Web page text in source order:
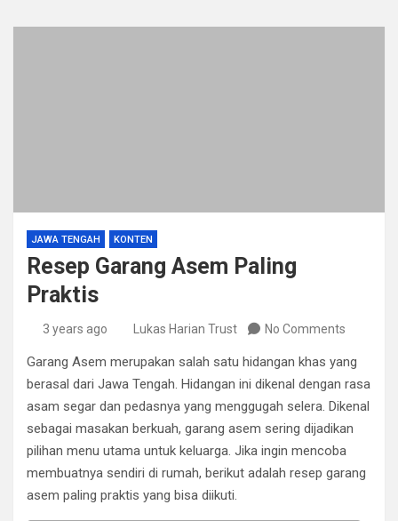
JAWA TENGAH KONTEN
Resep Garang Asem Paling
Praktis
3 years ago Lukas Harian Trust No Comments
Garang Asem merupakan salah satu hidangan khas yang
berasal dari Jawa Tengah. Hidangan ini dikenal dengan rasa
asam segar dan pedasnya yang menggugah selera. Dikenal
sebagai masakan berkuah, garang asem sering dijadikan
pilihan menu utama untuk keluarga. Jika ingin mencoba
membuatnya sendiri di rumah, berikut adalah resep garang
asem paling praktis yang bisa diikuti.